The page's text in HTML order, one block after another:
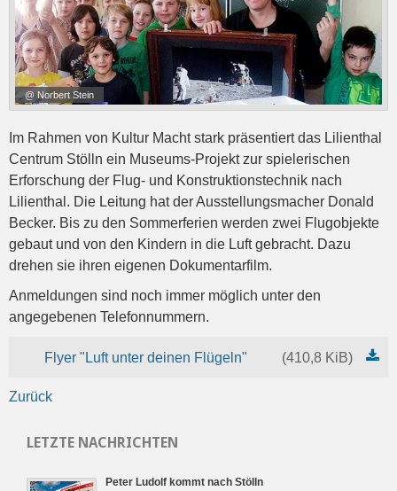
@ Norbert Stein
Im Rahmen von Kultur Macht stark präsentiert das Lilienthal
Centrum Stölln ein Museums-Projekt zur spielerischen
Erforschung der Flug- und Konstruktionstechnik nach
Lilienthal. Die Leitung hat der Ausstellungsmacher Donald
Becker. Bis zu den Sommerferien werden zwei Flugobjekte
gebaut und von den Kindern in die Luft gebracht. Dazu
drehen sie ihren eigenen Dokumentarfilm.
Anmeldungen sind noch immer möglich unter den
angegebenen Telefonnummern.
Flyer "Luft unter deinen Flügeln" (410,8 KiB)
Zurück
LETZTE NACHRICHTEN
Peter Ludolf kommt nach Stölln